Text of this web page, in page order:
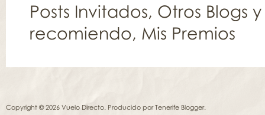
Posts Invitados, Otros Blogs
recomiendo, Mis Premios
Copyright © 2026 Vuelo Directo. Producido porTenerife Blogger.